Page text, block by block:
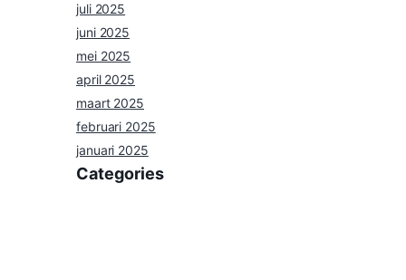
juli 2025
juni 2025
mei 2025
april 2025
maart 2025
februari 2025
januari 2025
Categories